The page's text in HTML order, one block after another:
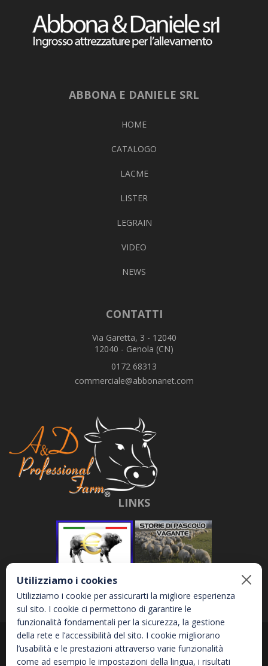
ABBONA E DANIELE SRL
HOME
CATALOGO
LACME
LISTER
LEGRAIN
VIDEO
NEWS
CONTATTI
Via Garetta, 3 - 12040
12040 - Genola (CN)
0172 68313
commerciale@abbonanet.com
LINKS
Abbona e Daniele S.r.l. - Via Garetta, 3 - 12040 - Genola (CN) - P.IVA
02810870044
Utilizziamo i cookies
Utilizziamo i cookie per assicurarti la migliore esperienza
sul sito. I cookie ci permettono di garantire le
funzionalità fondamentali per la sicurezza, la gestione
della rete e l’accessibilità del sito. I cookie migliorano
l’usabilità e le prestazioni attraverso varie funzionalità
come ad esempio le impostazioni della lingua, i risultati